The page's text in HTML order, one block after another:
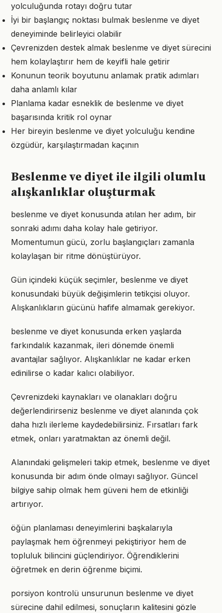
yolculuğunda rotayı doğru tutar
İyi bir başlangıç noktası bulmak beslenme ve diyet
deneyiminde belirleyici olabilir
Çevrenizden destek almak beslenme ve diyet sürecini
hem kolaylaştırır hem de keyifli hale getirir
Konunun teorik boyutunu anlamak pratik adımları
daha anlamlı kılar
Planlama kadar esneklik de beslenme ve diyet
başarısında kritik rol oynar
Her bireyin beslenme ve diyet yolculuğu kendine
özgüdür, karşılaştırmadan kaçının
Beslenme ve diyet ile ilgili olumlu
alışkanlıklar oluşturmak
beslenme ve diyet konusunda atılan her adım, bir
sonraki adımı daha kolay hale getiriyor.
Momentumun gücü, zorlu başlangıçları zamanla
kolaylaşan bir ritme dönüştürüyor.
Gün içindeki küçük seçimler, beslenme ve diyet
konusundaki büyük değişimlerin tetikçisi oluyor.
Alışkanlıkların gücünü hafife almamak gerekiyor.
beslenme ve diyet konusunda erken yaşlarda
farkındalık kazanmak, ileri dönemde önemli
avantajlar sağlıyor. Alışkanlıklar ne kadar erken
edinilirse o kadar kalıcı olabiliyor.
Çevrenizdeki kaynakları ve olanakları doğru
değerlendirirseniz beslenme ve diyet alanında çok
daha hızlı ilerleme kaydedebilirsiniz. Fırsatları fark
etmek, onları yaratmaktan az önemli değil.
Alanındaki gelişmeleri takip etmek, beslenme ve diyet
konusunda bir adım önde olmayı sağlıyor. Güncel
bilgiye sahip olmak hem güveni hem de etkinliği
artırıyor.
öğün planlaması deneyimlerini başkalarıyla
paylaşmak hem öğrenmeyi pekiştiriyor hem de
topluluk bilincini güçlendiriyor. Öğrendiklerini
öğretmek en derin öğrenme biçimi.
porsiyon kontrolü unsurunun beslenme ve diyet
sürecine dahil edilmesi, sonuçların kalitesini gözle